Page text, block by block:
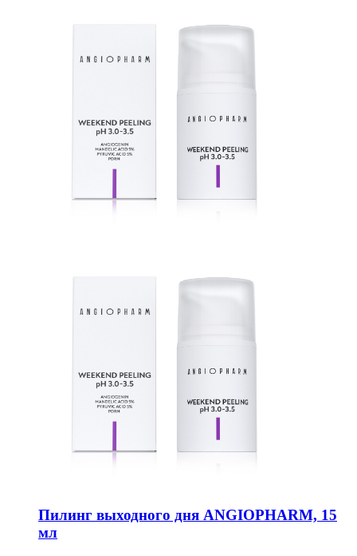
Пилинг выходного дня ANGIOPHARM, 15
мл